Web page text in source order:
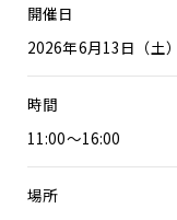
開催日
2026年6月13日（土）
時間
11:00～16:00
場所